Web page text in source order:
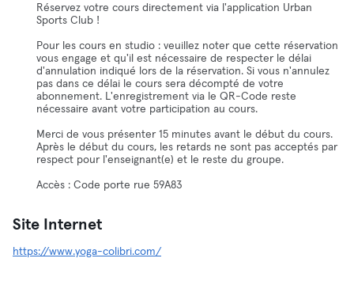
Réservez votre cours directement via l'application Urban
Sports Club !
Pour les cours en studio : veuillez noter que cette réservation
vous engage et qu'il est nécessaire de respecter le délai
d'annulation indiqué lors de la réservation. Si vous n'annulez
pas dans ce délai le cours sera décompté de votre
abonnement. L'enregistrement via le QR-Code reste
nécessaire avant votre participation au cours.
Merci de vous présenter 15 minutes avant le début du cours.
Après le début du cours, les retards ne sont pas acceptés par
respect pour l'enseignant(e) et le reste du groupe.
Accès : Code porte rue 59A83
Site Internet
https://www.yoga-colibri.com/